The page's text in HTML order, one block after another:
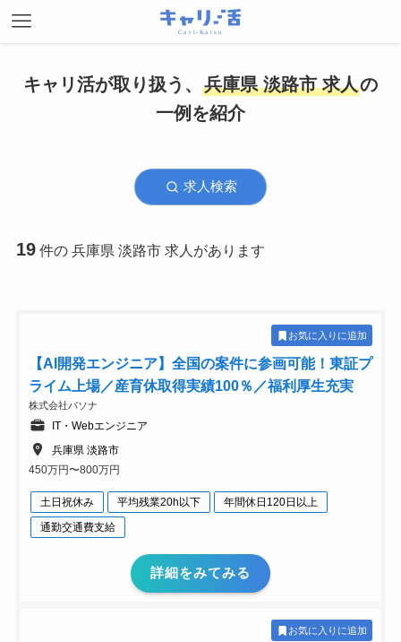
キャリ活が取り扱う、 兵庫県 淡路市 求人の
一例を紹介
求人検索
19件の 兵庫県 淡路市 求人があります
お気に入りに追加
【AI開発エンジニア】全国の案件に参画可能！東証プ
ライム上場／産育休取得実績100％／福利厚生充実
株式会社パソナ
IT・Webエンジニア
兵庫県 淡路市
450万円〜800万円
土日祝休み 平均残業20h以下
年間休日120日以上
通勤交通費支給
詳細をみてみる
お気に入りに追加